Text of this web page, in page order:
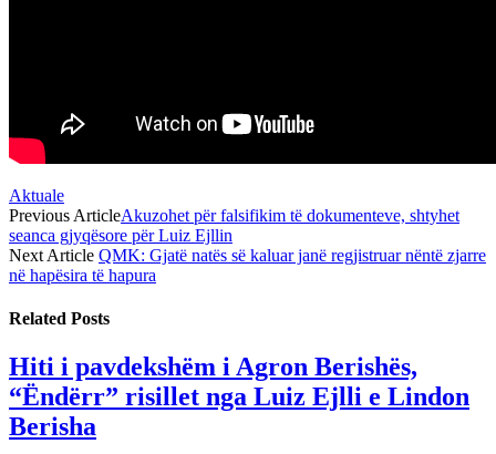
Aktuale
Previous ArticleAkuzohet për falsifikim të dokumenteve, shtyhet
seanca gjyqësore për Luiz Ejllin
Next Article QMK: Gjatë natës së kaluar janë regjistruar nëntë zjarre
në hapësira të hapura
Related Posts
Hiti i pavdekshëm i Agron Berishës,
“Ëndërr” risillet nga Luiz Ejlli e Lindon
Berisha